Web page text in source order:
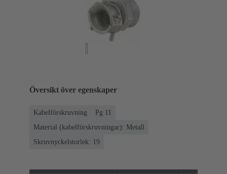
Översikt över egenskaper
Kabelförskruvning
Pg 11
Material (kabelförskruvningar): Metall
Skruvnyckelstorlek: 19